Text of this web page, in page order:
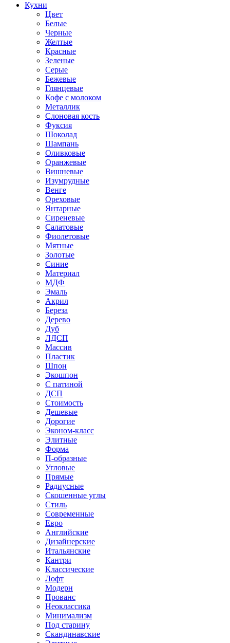
Кухни
Цвет
Белые
Черные
Желтые
Красные
Зеленые
Серые
Бежевые
Глянцевые
Кофе с молоком
Металлик
Слоновая кость
Фуксия
Шоколад
Шампань
Оливковые
Оранжевые
Вишневые
Изумрудные
Венге
Ореховые
Янтарные
Сиреневые
Салатовые
Фиолетовые
Мятные
Золотые
Синие
Материал
МДФ
Эмаль
Акрил
Береза
Дерево
Дуб
ЛДСП
Массив
Пластик
Шпон
Экошпон
С патиной
ДСП
Стоимость
Дешевые
Дорогие
Эконом-класс
Элитные
Форма
П-образные
Угловые
Прямые
Радиусные
Скошенные углы
Стиль
Современные
Евро
Английские
Дизайнерские
Итальянские
Кантри
Классические
Лофт
Модерн
Прованс
Неоклассика
Минимализм
Под старину
Скандинавские